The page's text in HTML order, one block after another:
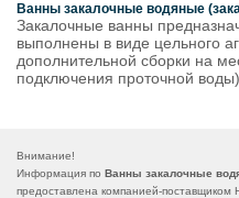
Ванны закалочные водяные
Закалочные ванны
выполнены в виде цельного
дополнительной сборки на
подключения проточной
Внимание!
Информация по Ванны закалочные
предоставлена компанией-